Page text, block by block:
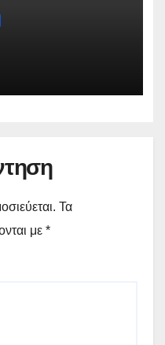
Τα
με *